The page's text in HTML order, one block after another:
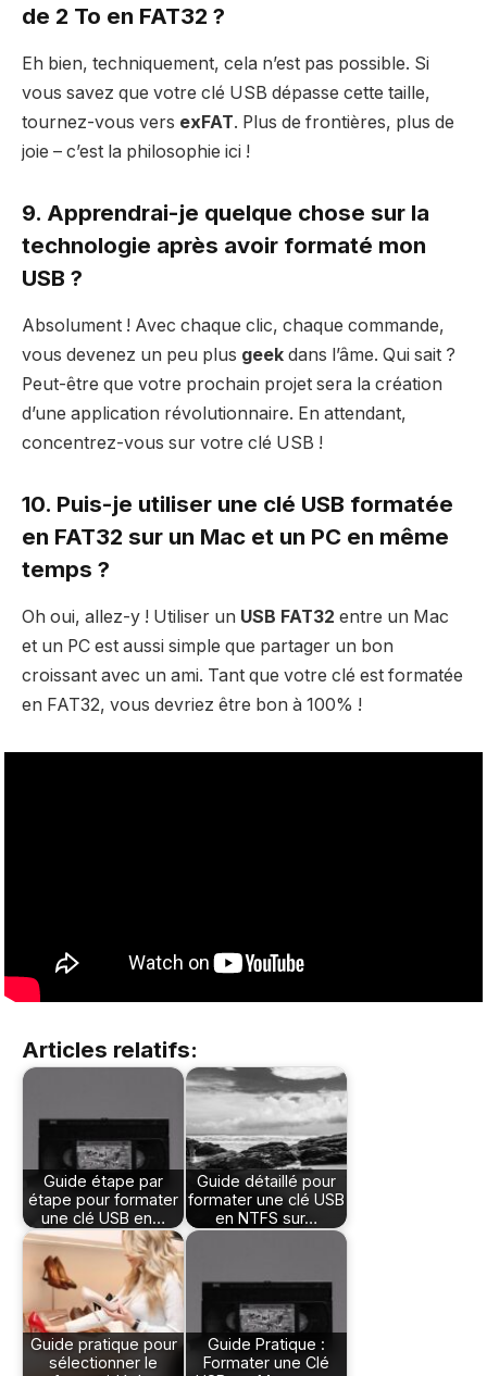
de 2 To en FAT32 ?
Eh bien, techniquement, cela n’est pas possible. Si
vous savez que votre clé USB dépasse cette taille,
tournez-vous vers exFAT. Plus de frontières, plus de
joie – c’est la philosophie ici !
9. Apprendrai-je quelque chose sur la
technologie après avoir formaté mon
USB ?
Absolument ! Avec chaque clic, chaque commande,
vous devenez un peu plus geek dans l’âme. Qui sait ?
Peut-être que votre prochain projet sera la création
d’une application révolutionnaire. En attendant,
concentrez-vous sur votre clé USB !
10. Puis-je utiliser une clé USB formatée
en FAT32 sur un Mac et un PC en même
temps ?
Oh oui, allez-y ! Utiliser un USB FAT32 entre un Mac
et un PC est aussi simple que partager un bon
croissant avec un ami. Tant que votre clé est formatée
en FAT32, vous devriez être bon à 100% !
Articles relatifs:
Guide étape par
étape pour formater
une clé USB en…
Guide détaillé pour
formater une clé USB
en NTFS sur…
Guide pratique pour
sélectionner le
Guide Pratique :
Formater une Clé